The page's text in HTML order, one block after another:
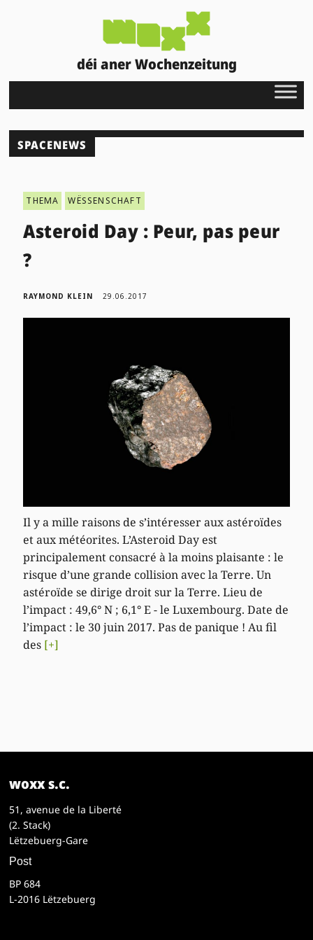
déi aner Wochenzeitung
SPACENEWS
THEMA WËSSENSCHAFT
Asteroid Day : Peur, pas peur
?
RAYMOND KLEIN 29.06.2017
Il y a mille raisons de s’intéresser aux astéroïdes
et aux météorites. L’Asteroid Day est
principalement consacré à la moins plaisante : le
risque d’une grande collision avec la Terre. Un
astéroïde se dirige droit sur la Terre. Lieu de
l’impact : 49,6° N ; 6,1° E - le Luxembourg. Date de
l’impact : le 30 juin 2017. Pas de panique ! Au fil
des [+]
woxx s.c.
51, avenue de la Liberté
(2. Stack)
Lëtzebuerg-Gare
Post
BP 684
L-2016 Lëtzebuerg